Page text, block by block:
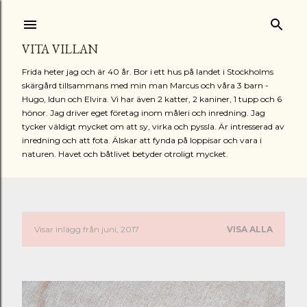
VITA VILLAN
Frida heter jag och är 40 år. Bor i ett hus på landet i Stockholms
skärgård tillsammans med min man Marcus och våra 3 barn -
Hugo, Idun och Elvira. Vi har även 2 katter, 2 kaniner, 1 tupp och 6
hönor. Jag driver eget företag inom måleri och inredning. Jag
tycker väldigt mycket om att sy, virka och pyssla. Är intresserad av
inredning och att fota. Älskar att fynda på loppisar och vara i
naturen. Havet och båtlivet betyder otroligt mycket.
I
l
Visar inlägg från juni, 2017 VISA ALLA